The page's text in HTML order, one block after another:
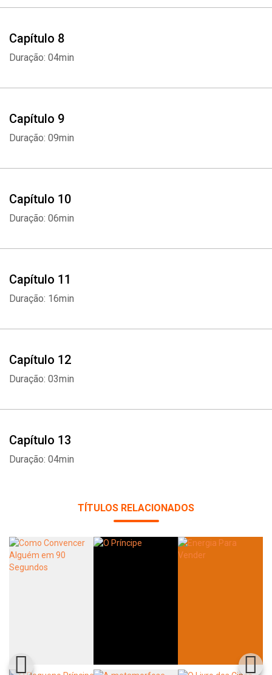
Capítulo 8
Duração: 04min
Capítulo 9
Duração: 09min
Capítulo 10
Duração: 06min
Capítulo 11
Duração: 16min
Capítulo 12
Duração: 03min
Capítulo 13
Duração: 04min
TÍTULOS RELACIONADOS